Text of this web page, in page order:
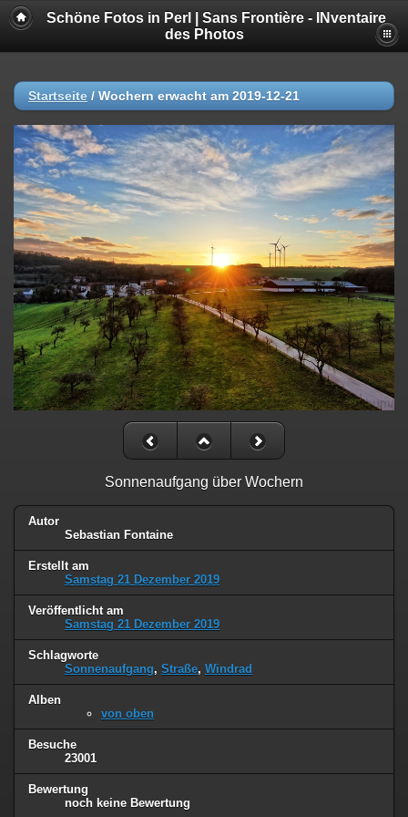
Schöne Fotos in Perl | Sans Frontière - INventaire
des Photos
Startseite / Wochern erwacht am 2019-12-21
Sonnenaufgang über Wochern
Autor
Sebastian Fontaine
Erstellt am
Samstag 21 Dezember 2019
Veröffentlicht am
Samstag 21 Dezember 2019
Schlagworte
Sonnenaufgang, Straße, Windrad
Alben
von oben
Besuche
23001
Bewertung
noch keine Bewertung